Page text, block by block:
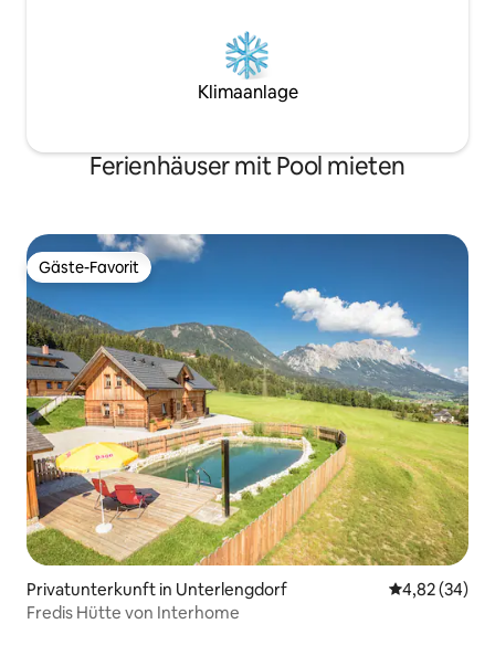
Klimaanlage
Ferienhäuser mit Pool mieten
Gäste-Favorit
Gäste-Favorit
Privatunterkunft in Unterlengdorf
4,82 (34)
Fredis Hütte von Interhome